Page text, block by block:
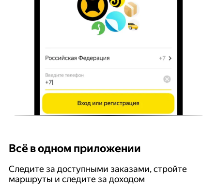
Всё в одном приложении
Следите за доступными заказами, стройте
маршруты и следите за доходом